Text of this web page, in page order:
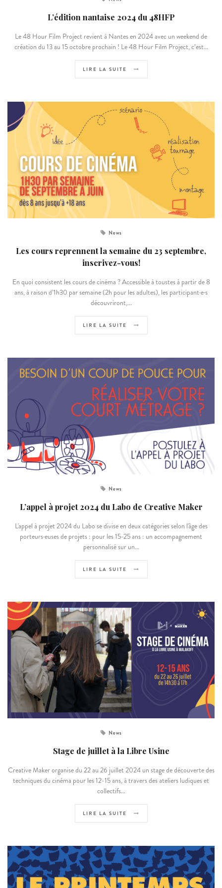
L’édition nantaise 2024 du 48HFP
Le 48 Hour Film Project revient à Nantes en 2024 avec un weekend de
création du 13 au 15 octobre prochain ! Le 48 Hour Film Project, c’est...
LIRE LA SUITE
News
Les cours reprennent la semaine du 23 septembre,
inscrivez-vous!
En quoi consistent les cours de cinéma ? Accessible à toustes à partir de 8
ans, à raison d’1h30 par semaine (2h pour les adultes), les participant·e·s
découvriront,...
LIRE LA SUITE
News
L’appel à projet 2024 du Labo de Creative Maker
L'appel à projet 2024 du Labo se divise en deux catégories selon l'âge des
porteurs·euses de projets : pour les 15-25 ans : un accompagnement
personnalisé sur un...
LIRE LA SUITE
News
Stage de juillet à la Libre Usine
Creative Maker organise du 22 au 26 juillet 2024 un stage de découverte des
techniques du cinéma pour les 12-15 ans, à travers des ateliers ludiques et
collectifs...
LIRE LA SUITE